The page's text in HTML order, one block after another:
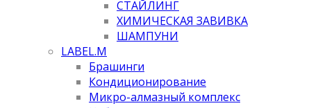
СТАЙЛИНГ
ХИМИЧЕСКАЯ ЗАВИВКА
ШАМПУНИ
LABEL.M
Брашинги
Кондиционирование
Микро-алмазный комплекс